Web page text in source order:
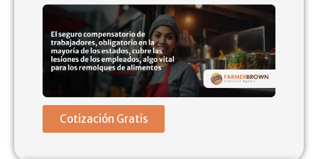
Cotización Gratis